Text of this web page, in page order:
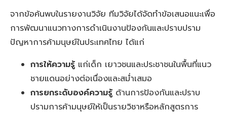
จากข้อค้นพบในรายงานวิจัย ทีมวิจัยได้จัดทำข้อเสนอแนะเพื่อ
การพัฒนาแนวทางการดำเนินงานป้องกันและปราบปราม
ปัญหาการค้ามนุษย์ในประเทศไทย ได้แก่
การให้ความรู้ แก่เด็ก เยาวชนและประชาชนในพื้นที่แนว
ชายแดนอย่างต่อเนื่องและสม่ำเสมอ
การยกระดับองค์ความรู้ ด้านการป้องกันและปราบ
ปรามการค้ามนุษย์ให้เป็นรายวิชาหรือหลักสูตรการ